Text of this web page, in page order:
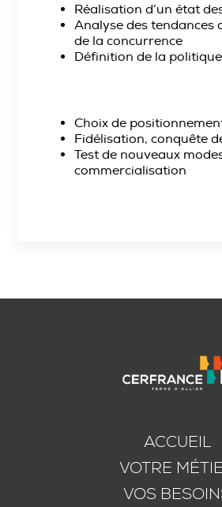
Réalisation d’un état
Analyse des tendances
de la concurrence
Définition de la
Choix de
Fidélisation, conquête
Test de nouveaux
commercialisation
ACCUEIL
VOTRE
VOS